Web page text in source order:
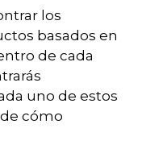
los
basados en
de cada
uno de estos
cómo